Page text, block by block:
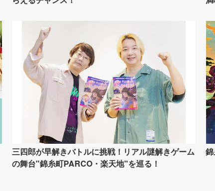
三四郎が早解きバトルに挑戦！リアル謎解きゲーム
の舞台"錦糸町PARCO・楽天地"を巡る！